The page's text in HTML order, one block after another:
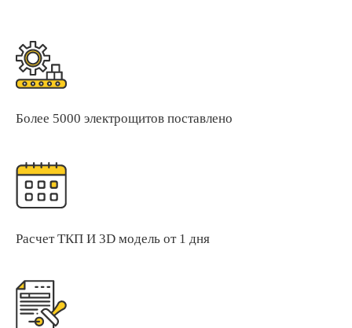
Более 5000 электрощитов поставлено
Расчет ТКП И 3D модель от 1 дня